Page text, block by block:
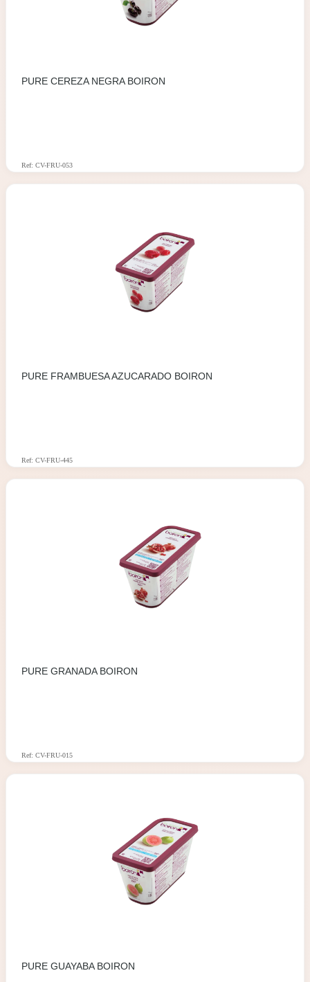
PURE CEREZA NEGRA BOIRON
Ref: CV-FRU-053
PURE FRAMBUESA AZUCARADO BOIRON
Ref: CV-FRU-445
PURE GRANADA BOIRON
Ref: CV-FRU-015
PURE GUAYABA BOIRON